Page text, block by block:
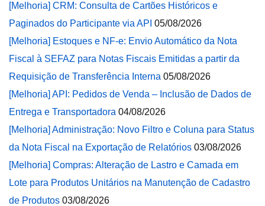
[Melhoria] CRM: Consulta de Cartões Históricos e
Paginados do Participante via API 05/08/2026
[Melhoria] Estoques e NF-e: Envio Automático da Nota
Fiscal à SEFAZ para Notas Fiscais Emitidas a partir da
Requisição de Transferência Interna 05/08/2026
[Melhoria] API: Pedidos de Venda – Inclusão de Dados de
Entrega e Transportadora 04/08/2026
[Melhoria] Administração: Novo Filtro e Coluna para Status
da Nota Fiscal na Exportação de Relatórios 03/08/2026
[Melhoria] Compras: Alteração de Lastro e Camada em
Lote para Produtos Unitários na Manutenção de Cadastro
de Produtos 03/08/2026